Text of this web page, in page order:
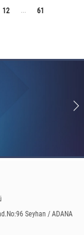
12 61
Seyhan / ADANA